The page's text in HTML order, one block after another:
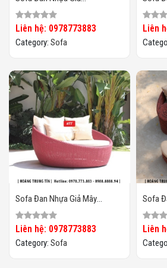
Mây HTT076
Liên hệ: 0978773883
Category: Sofa
Liên
Sofa Đan Nhựa Giả Mây
HTT074
Liên hệ: 0978773883
Category: Sofa
Sofa
Liên